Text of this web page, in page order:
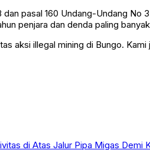
pasal 160 Undang-Undang
penjara dan denda paling
aksi illegal mining di Bungo.